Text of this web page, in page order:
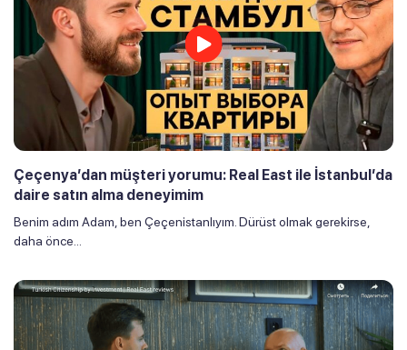
Çeçenya’dan müşteri yorumu: Real East ile İstanbul’da
daire satın alma deneyimim
Benim adım Adam, ben Çeçenistanlıyım. Dürüst olmak gerekirse,
daha önce...